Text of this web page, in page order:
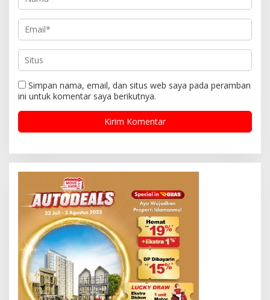
Simpan nama, email, dan situs web saya pada peramban
ini untuk komentar saya berikutnya.